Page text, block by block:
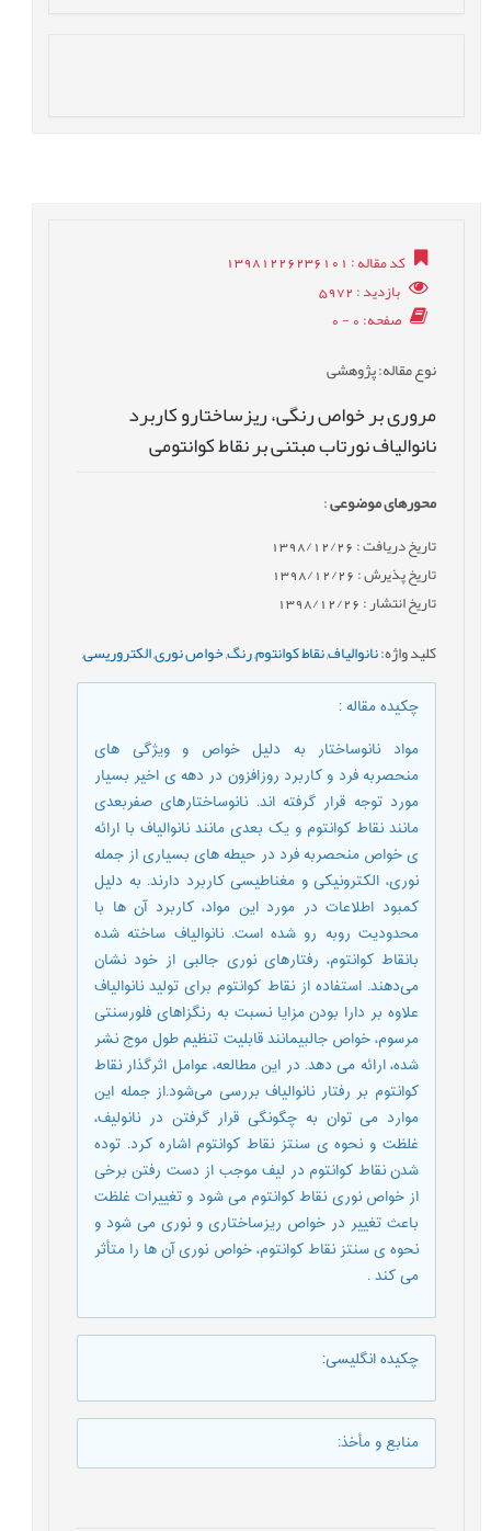
کد مقاله: 13981226236101
بازدید: 5972
صفحه: 0 - 0
نوع مقاله: پژوهشی
مروری بر خواص رنگی، ریزساختارو کاربرد
نانوالیاف نورتاب مبتنی بر نقاط کوانتومی
محورهای موضوعی:
تاریخ دریافت : 1398/12/26
تاریخ پذیرش : 1398/12/26
تاریخ انتشار : 1398/12/26
کلید واژه:نانوالیاف,نقاط کوانتوم,رنگ,خواص نوری,الکتروریسی,
چکیده مقاله:
مواد نانوساختار به دلیل خواص و ویژگی های
منحصربه فرد و کاربرد روزافزون در دهه ی اخیر بسیار
مورد توجه قرار گرفته اند. نانوساختارهای صفربعدی
مانند نقاط کوانتوم و یک بعدی مانند نانوالیاف با ارائه
ی خواص منحصربه فرد در حیطه های بسیاری از جمله
نوری، الکترونیکی و مغناطیسی کاربرد دارند. به دلیل
کمبود اطلاعات در مورد این مواد، کاربرد آن ها با
محدودیت روبه رو شده است. نانوالیاف ساخته شده
بانقاط کوانتوم، رفتارهای نوری جالبی از خود نشان
می‌دهند. استفاده از نقاط کوانتوم برای تولید نانوالیاف
علاوه بر دارا بودن مزایا نسبت به رنگزاهای فلورسنتی
مرسوم، خواص جالبیمانند قابلیت تنظیم طول موج نشر
شده، ارائه می دهد. در این مطالعه، عوامل اثرگذار نقاط
کوانتوم بر رفتار نانوالیاف بررسی می‌شود.از جمله این
موارد می توان به چگونگی قرار گرفتن در نانولیف،
غلظت و نحوه ی سنتز نقاط کوانتوم اشاره کرد. توده
شدن نقاط کوانتوم در لیف موجب از دست رفتن برخی
از خواص نوری نقاط کوانتوم می شود و تغییرات غلظت
باعث تغییر در خواص ریزساختاری و نوری می شود و
نحوه ی سنتز نقاط کوانتوم، خواص نوری آن ها را متأثر
می کند .
چکیده انگلیسی:
منابع و مأخذ: